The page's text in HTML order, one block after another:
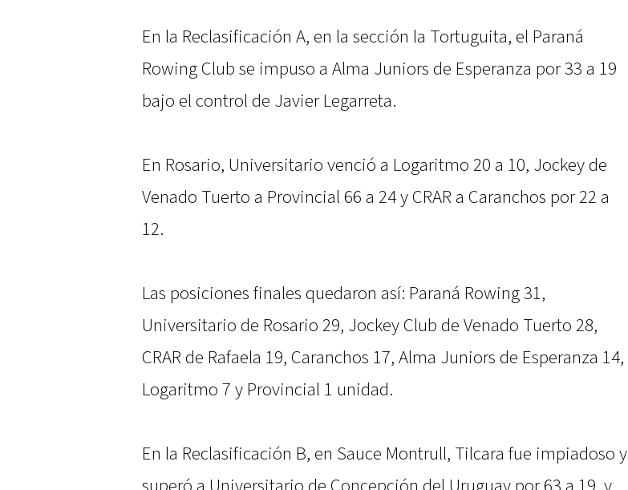
En la Reclasificación A, en la sección la Tortuguita, el Paraná
Rowing Club se impuso a Alma Juniors de Esperanza por 33 a 19
bajo el control de Javier Legarreta.
En Rosario, Universitario venció a Logaritmo 20 a 10, Jockey de
Venado Tuerto a Provincial 66 a 24 y CRAR a Caranchos por 22 a
12.
Las posiciones finales quedaron así: Paraná Rowing 31,
Universitario de Rosario 29, Jockey Club de Venado Tuerto 28,
CRAR de Rafaela 19, Caranchos 17, Alma Juniors de Esperanza 14,
Logaritmo 7 y Provincial 1 unidad.
En la Reclasificación B, en Sauce Montrull, Tilcara fue impiadoso y